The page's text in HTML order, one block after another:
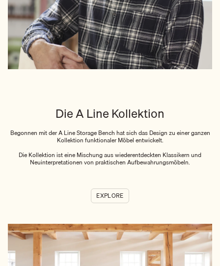
Die A Line Kollektion
Begonnen mit der A Line Storage Bench hat sich das Design zu einer ganzen
Kollektion funktionaler Möbel entwickelt.
Die Kollektion ist eine Mischung aus wiederentdeckten Klassikern und
Neuinterpretationen von praktischen Aufbewahrungsmöbeln.
EXPLORE